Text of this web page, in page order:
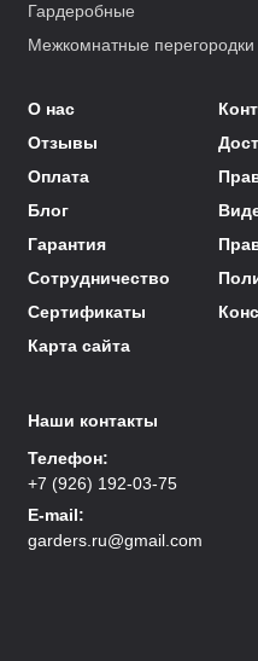
Гардеробные
Межкомнатные перегородки
О нас
Отзывы
Оплата
Блог
Гарантия
Сотрудничество
Сертификаты
Карта сайта
Наши контакты
Телефон:
+7 (926) 192-03-75
E-mail:
garders.ru@gmail.com